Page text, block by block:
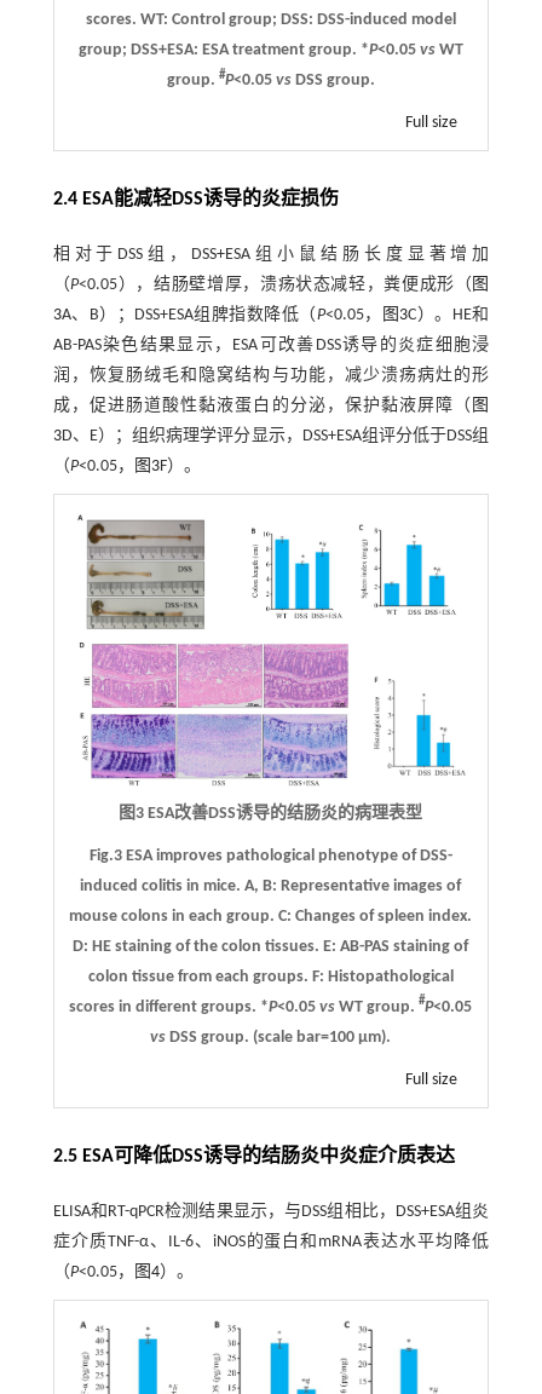
scores. WT: Control group; DSS: DSS-induced model
group; DSS+ESA: ESA treatment group. *P<0.05 vsWT
group. #P<0.05 vsDSS group.
Full size
2.4 ESA能减轻DSS诱导的炎症损伤
相对于DSS组，DSS+ESA组小鼠结肠长度显著增加
（P<0.05），结肠壁增厚，溃疡状态减轻，粪便成形（ 图
3A、B）；DSS+ESA组脾指数降低（ P<0.05， 图3C）。HE和
AB-PAS染色结果显示，ESA可改善DSS诱导的炎症细胞浸
润，恢复肠绒毛和隐窝结构与功能，减少溃疡病灶的形
成，促进肠道酸性黏液蛋白的分泌，保护黏液屏障（ 图
3D、E）；组织病理学评分显示，DSS+ESA组评分低于DSS组
（P<0.05， 图3F）。
图3 ESA改善DSS诱导的结肠炎的病理表型
Fig.3 ESA improves pathological phenotype of DSS-
induced colitis in mice.A,B: Representative images of
mouse colons in each group.C: Changes of spleen index.
D: HE staining of the colon tissues.E: AB-PAS staining of
colon tissue from each groups. F: Histopathological
scores in different groups. *P<0.05vs WT group.#P<0.05
vs DSS group. (scale bar=100 μm).
Full size
2.5 ESA可降低DSS诱导的结肠炎中炎症介质表达
ELISA和RT-qPCR检测结果显示，与DSS组相比，DSS+ESA组炎
症介质TNF-α、IL-6、iNOS的蛋白和mRNA表达水平均降低
（P<0.05， 图4）。